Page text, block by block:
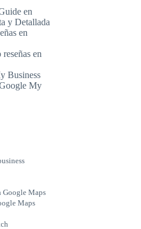
en
y Detallada
en
en
Business
My
Google Maps
Maps